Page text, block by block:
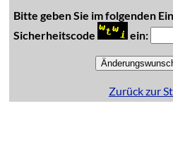
Bitte geben Sie im folgenden
Sicherheitscode
ein:
Zurück zur